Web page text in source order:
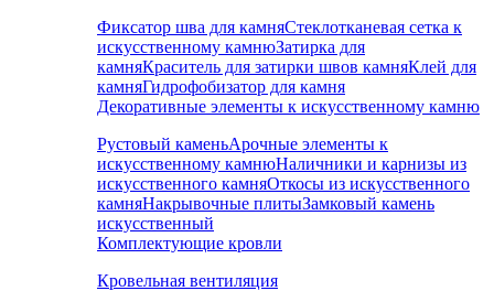
Фиксатор шва для камняСтеклотканевая сетка к
искусственному камнюЗатирка для
камняКраситель для затирки швов камняКлей для
камняГидрофобизатор для камня
Декоративные элементы к искусственному камню
Рустовый каменьАрочные элементы к
искусственному камнюНаличники и карнизы из
искусственного камняОткосы из искусственного
камняНакрывочные плитыЗамковый камень
искусственный
Комплектующие кровли
Кровельная вентиляция